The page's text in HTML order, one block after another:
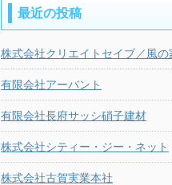
最近の投稿
株式会社クリエイトセイブ／風の
有限会社アーバント
有限会社長府サッシ硝子建材
株式会社シティー・ジー・ネット
株式会社古賀実業本社